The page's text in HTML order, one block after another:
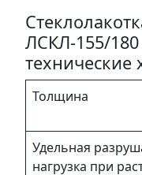
ЛСКЛ-155/
технические
Толщина
Удельная
нагрузка при